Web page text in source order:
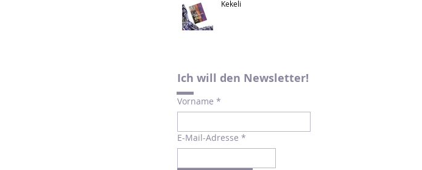
Kekeli
Ich will den Newsletter!
Vorname *
E-Mail-Adresse *